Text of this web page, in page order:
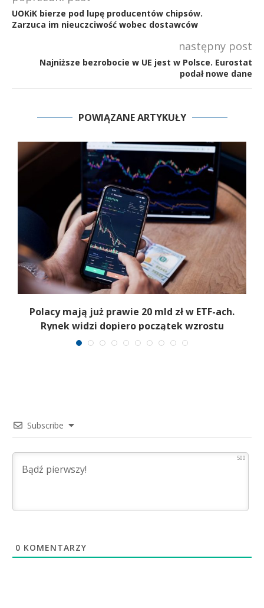
UOKiK bierze pod lupę producentów chipsów.
Zarzuca im nieuczciwość wobec dostawców
następny post
Najniższe bezrobocie w UE jest w Polsce. Eurostat
podał nowe dane
POWIĄZANE ARTYKUŁY
Polacy mają już prawie 20 mld zł w ETF-ach.
Rynek widzi dopiero początek wzrostu
Subscribe
500
0 KOMENTARZY